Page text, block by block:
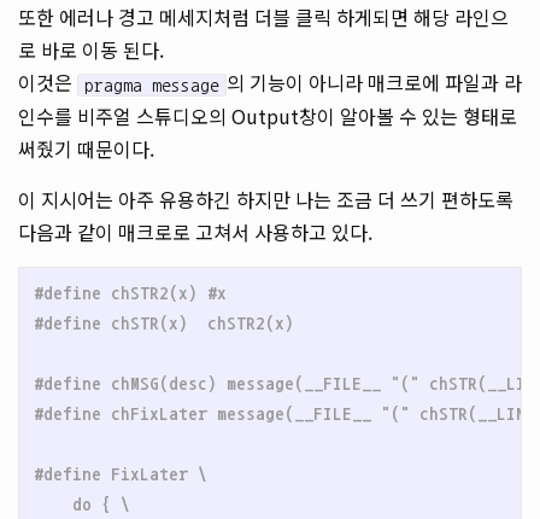
또한 에러나 경고 메세지처럼 더블 클릭 하게되면 해당 라인으
로 바로 이동 된다.
이것은
pragma message 의 기능이 아니라 매크로에 파일과 라
인수를 비주얼 스튜디오의 Output창이 알아볼 수 있는 형태로
써줬기 때문이다.
이 지시어는 아주 유용하긴 하지만 나는 조금 더 쓰기 편하도록
다음과 같이 매크로로 고쳐서 사용하고 있다.
#define chSTR2(x) #x
#define chMSG(desc) message(__FILE__ "("
#define FixLater \
    do { \